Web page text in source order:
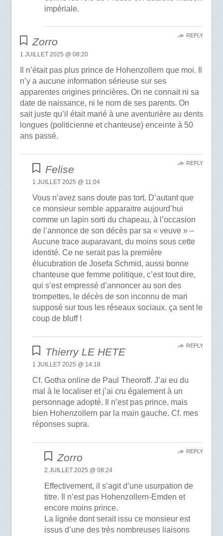
impériale.
Zorro
1 JUILLET 2025 @ 08:20
Il n’était pas plus prince de Hohenzollern que moi. Il
n’y a aucune information sérieuse sur ses
apparentes origines princières. On ne connait ni sa
date de naissance, ni le nom de ses parents. On
sait juste qu’il était marié à une aventurière au dents
longues (politicienne et chanteuse) enceinte à 50
ans passé.
REPLY
Felise
1 JUILLET 2025 @ 11:04
Vous n’avez sans doute pas tort. D’autant que
ce monsieur semble apparaitre aujourd’hui
comme un lapin sorti du chapeau, à l’occasion
de l’annonce de son décès par sa « veuve » –
Aucune trace auparavant, du moins sous cette
identité. Ce ne serait pas la première
élucubration de Josefa Schmid, aussi bonne
chanteuse que femme politique, c’est tout dire,
qui s’est empressé d’annoncer au son des
trompettes, le décès de son inconnu de mari
supposé sur tous les réseaux sociaux. ça sent le
coup de bluff !
REPLY
Thierry LE HETE
1 JUILLET 2025 @ 14:18
Cf. Gotha online de Paul Theoroff. J’ai eu du
mal à le localiser et j’ai cru également à un
personnage adopté. Il n’est pas prince, mais
bien Hohenzollern par la main gauche. Cf. mes
réponses supra.
REPLY
Zorro
2 JUILLET 2025 @ 08:24
Effectivement, il s’agit d’une usurpation de
titre. Il n’est pas Hohenzollern-Emden et
encore moins prince.
La lignée dont serait issu ce monsieur est
issus d’une des très nombreuses liaisons
REPLY